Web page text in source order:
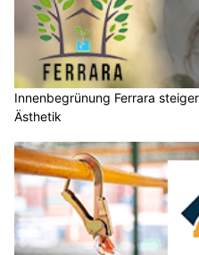
Innenbegrünung Ferrara
Ästhetik